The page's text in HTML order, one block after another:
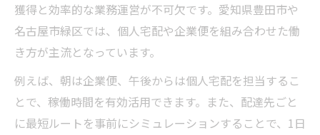
獲得と効率的な業務運営が不可欠です。愛知県豊田市や
名古屋市緑区では、個人宅配や企業便を組み合わせた働
き方が主流となっています。
例えば、朝は企業便、午後からは個人宅配を担当するこ
とで、稼働時間を有効活用できます。また、配達先ごと
に最短ルートを事前にシミュレーションすることで、1日